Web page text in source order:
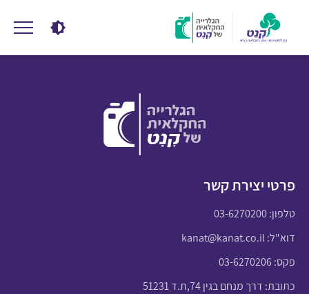
פרטי יצירת קשר
טלפון:03-6270200
דוא"ל:kanat@kanat.co.il
פקס: 03-6270206
כתובת: דרך מנחם בגין 74,ת.ד 51231